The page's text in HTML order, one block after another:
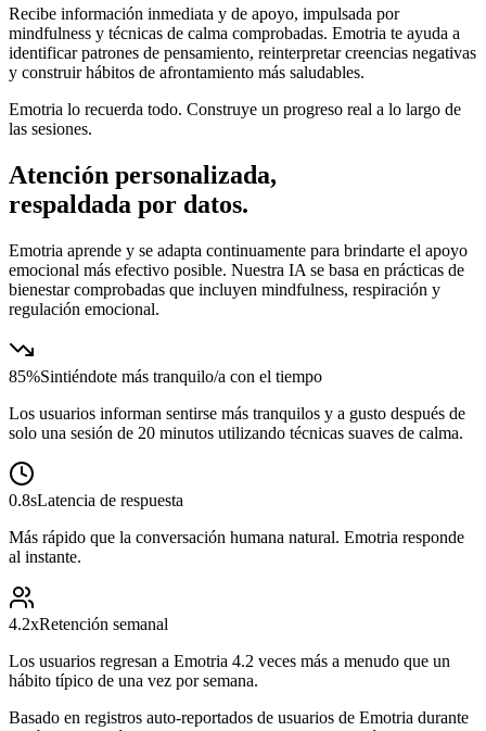
Recibe información inmediata y de apoyo, impulsada por
mindfulness y técnicas de calma comprobadas. Emotria te ayuda a
identificar patrones de pensamiento, reinterpretar creencias negativas
y construir hábitos de afrontamiento más saludables.
Emotria lo recuerda todo. Construye un progreso real a lo largo de
las sesiones.
Atención personalizada,
respaldada por datos.
Emotria aprende y se adapta continuamente para brindarte el apoyo
emocional más efectivo posible. Nuestra IA se basa en prácticas de
bienestar comprobadas que incluyen mindfulness, respiración y
regulación emocional.
85%Sintiéndote más tranquilo/a con el tiempo
Los usuarios informan sentirse más tranquilos y a gusto después de
solo una sesión de 20 minutos utilizando técnicas suaves de calma.
0.8sLatencia de respuesta
Más rápido que la conversación humana natural. Emotria responde
al instante.
4.2xRetención semanal
Los usuarios regresan a Emotria 4.2 veces más a menudo que un
hábito típico de una vez por semana.
Basado en registros auto-reportados de usuarios de Emotria durante